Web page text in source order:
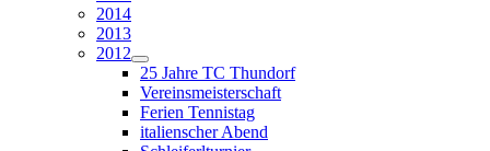
2014
2013
2012
25 Jahre TC Thundorf
Vereinsmeisterschaft
Ferien Tennistag
italienscher Abend